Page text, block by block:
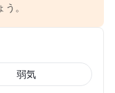
。
弱気